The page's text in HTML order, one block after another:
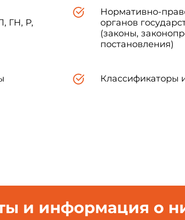
При исполнении оркестровой музыки
следует пауза длительностью 3-5 с. В состав
(литавры, контрабасы, цимбалы, рояль).
ГН, Р,
Нормативно-
органов
(законы,
постановления)
Классификаторы
и информация о